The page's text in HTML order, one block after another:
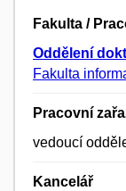
Fakulta /
Oddělení
Fakulta
Pracovní
vedoucí
Kancelář